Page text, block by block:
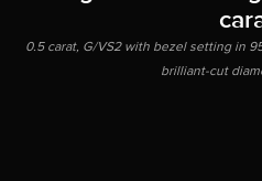
0.5 carat, G/VS2 with bezel setting in
brilliant-cut